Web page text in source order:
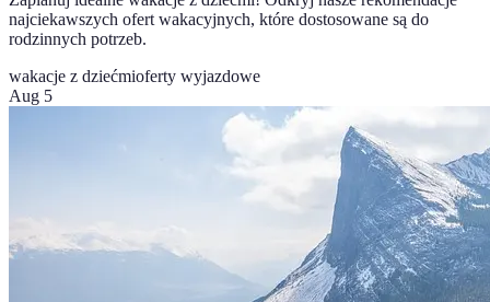
najciekawszych ofert wakacyjnych, które dostosowane są do
rodzinnych potrzeb.
wakacje z dziećmioferty wyjazdowe
Aug 5